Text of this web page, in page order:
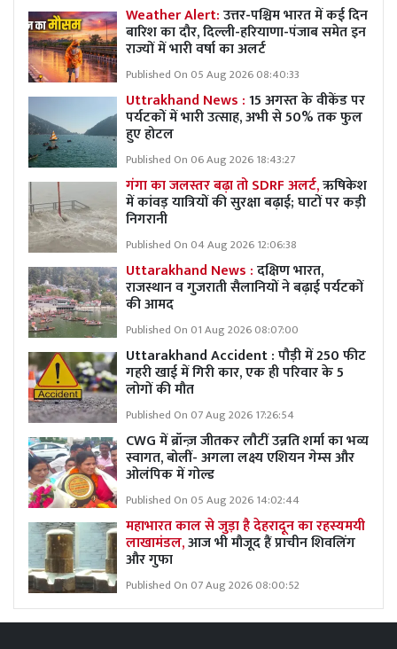
Weather Alert:उत्तर-पश्चिम भारत में कई दिन
बारिश का दौर, दिल्ली-हरियाणा-पंजाब समेत इन
राज्यों में भारी वर्षा का अलर्ट
Published On 05 Aug 2026 08:40:33
Uttrakhand News :15 अगस्त के वीकेंड पर
पर्यटकों में भारी उत्साह, अभी से 50% तक फुल
हुए होटल
Published On 06 Aug 2026 18:43:27
गंगा का जलस्तर बढ़ा तो SDRF अलर्ट,ऋषिकेश
में कांवड़ यात्रियों की सुरक्षा बढ़ाई; घाटों पर कड़ी
निगरानी
Published On 04 Aug 2026 12:06:38
Uttarakhand News :दक्षिण भारत,
राजस्थान व गुजराती सैलानियों ने बढ़ाई पर्यटकों
की आमद
Published On 01 Aug 2026 08:07:00
Uttarakhand Accident : पौड़ी में 250 फीट
गहरी खाई में गिरी कार, एक ही परिवार के 5
लोगों की मौत
Published On 07 Aug 2026 17:26:54
CWG में ब्रॉन्ज़ जीतकर लौटीं उन्नति शर्मा का भव्य
स्वागत, बोलीं- अगला लक्ष्य एशियन गेम्स और
ओलंपिक में गोल्ड
Published On 05 Aug 2026 14:02:44
महाभारत काल से जुड़ा है देहरादून का रहस्यमयी
लाखामंडल,आज भी मौजूद हैं प्राचीन शिवलिंग
और गुफा
Published On 07 Aug 2026 08:00:52